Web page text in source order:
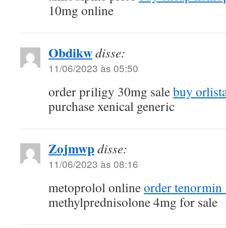
10mg online
Obdikwdisse:
11/06/2023 às 05:50
order priligy 30mg salebuy
purchase xenical generic
Zojmwpdisse:
11/06/2023 às 08:16
metoprolol onlineorder tenormin
methylprednisolone 4mg for sale